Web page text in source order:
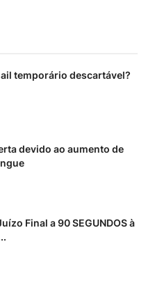
temporário descartável?
devido ao aumento de
Final a 90 SEGUNDOS à